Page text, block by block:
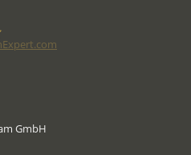
Spezialisten
GmbH